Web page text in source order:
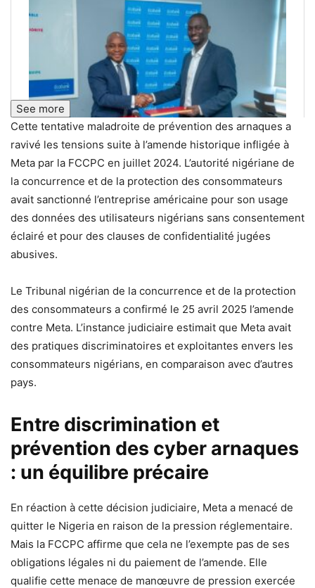
See more
Cette tentative maladroite de prévention des arnaques a
ravivé les tensions suite à l’amende historique infligée à
Meta par la FCCPC en juillet 2024. L’autorité nigériane de
la concurrence et de la protection des consommateurs
avait sanctionné l’entreprise américaine pour son usage
des données des utilisateurs nigérians sans consentement
éclairé et pour des clauses de confidentialité jugées
abusives.
Le Tribunal nigérian de la concurrence et de la protection
des consommateurs a confirmé le 25 avril 2025 l’amende
contre Meta. L’instance judiciaire estimait que Meta avait
des pratiques discriminatoires et exploitantes envers les
consommateurs nigérians, en comparaison avec d’autres
pays.
Entre discrimination et
prévention des cyber arnaques
: un équilibre précaire
En réaction à cette décision judiciaire, Meta a menacé de
quitter le Nigeria en raison de la pression réglementaire.
Mais la FCCPC affirme que cela ne l’exempte pas de ses
obligations légales ni du paiement de l’amende. Elle
qualifie cette menace de manœuvre de pression exercée